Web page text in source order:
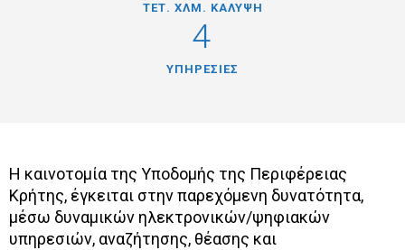
ΤΕΤ. ΧΛΜ. ΚΑΛΥΨΗ
4
ΥΠΗΡΕΣΙΕΣ
Η καινοτομία της Υποδομής της Περιφέρειας
Κρήτης, έγκειται στην παρεχόμενη δυνατότητα,
μέσω δυναμικών ηλεκτρονικών/ψηφιακών
υπηρεσιών, αναζήτησης, θέασης και